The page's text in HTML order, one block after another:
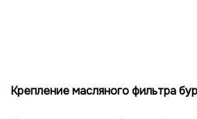
Крепление масляного фильтра